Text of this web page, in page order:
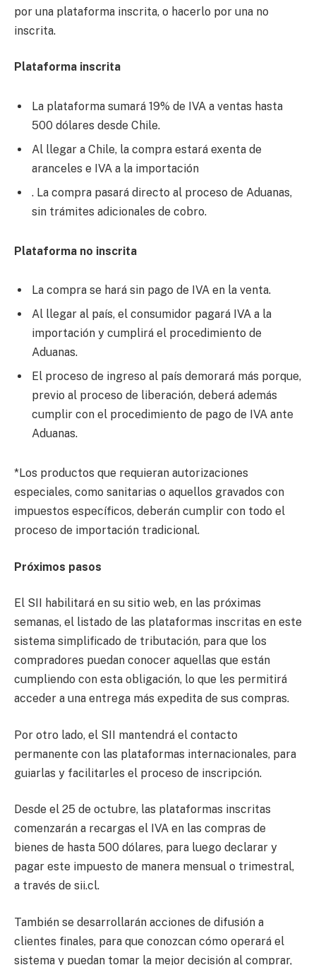
por una plataforma inscrita, o hacerlo por una no
inscrita.
Plataforma inscrita
La plataforma sumará 19% de IVA a ventas hasta
500 dólares desde Chile.
Al llegar a Chile, la compra estará exenta de
aranceles e IVA a la importación
. La compra pasará directo al proceso de Aduanas,
sin trámites adicionales de cobro.
Plataforma no inscrita
La compra se hará sin pago de IVA en la venta.
Al llegar al país, el consumidor pagará IVA a la
importación y cumplirá el procedimiento de
Aduanas.
El proceso de ingreso al país demorará más porque,
previo al proceso de liberación, deberá además
cumplir con el procedimiento de pago de IVA ante
Aduanas.
*Los productos que requieran autorizaciones
especiales, como sanitarias o aquellos gravados con
impuestos específicos, deberán cumplir con todo el
proceso de importación tradicional.
Próximos pasos
El SII habilitará en su sitio web, en las próximas
semanas, el listado de las plataformas inscritas en este
sistema simplificado de tributación, para que los
compradores puedan conocer aquellas que están
cumpliendo con esta obligación, lo que les permitirá
acceder a una entrega más expedita de sus compras.
Por otro lado, el SII mantendrá el contacto
permanente con las plataformas internacionales, para
guiarlas y facilitarles el proceso de inscripción.
Desde el 25 de octubre, las plataformas inscritas
comenzarán a recargas el IVA en las compras de
bienes de hasta 500 dólares, para luego declarar y
pagar este impuesto de manera mensual o trimestral,
a través de sii.cl.
También se desarrollarán acciones de difusión a
clientes finales, para que conozcan cómo operará el
sistema y puedan tomar la mejor decisión al comprar,